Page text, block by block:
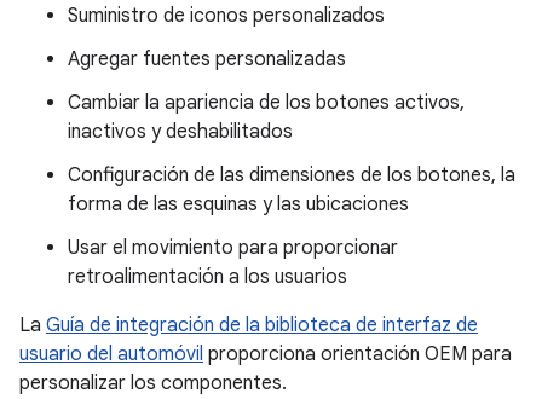
Suministro de iconos personalizados
Agregar fuentes personalizadas
Cambiar la apariencia de los botones activos,
inactivos y deshabilitados
Configuración de las dimensiones de los botones, la
forma de las esquinas y las ubicaciones
Usar el movimiento para proporcionar
retroalimentación a los usuarios
La Guía de integración de la biblioteca de interfaz de
usuario del automóvil proporciona orientación OEM para
personalizar los componentes.